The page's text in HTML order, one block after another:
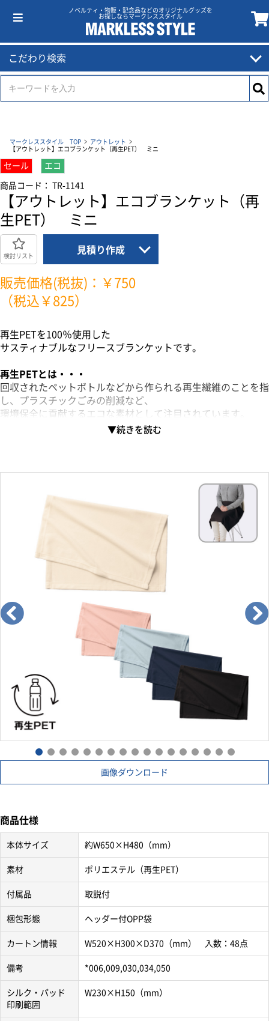
ノベルティ・物販・記念品などのオリジナルグッズを
お探しならマークレススタイル
こだわり検索
マークレススタイル TOP
アウトレット
【アウトレット】エコブランケット（再生PET） ミニ
セール エコ
商品コード： TR-1141
【アウトレット】エコブランケット（再
生PET） ミニ
検討リスト
見積り作成
販売価格(税抜)：￥750
（税込￥825）
再生PETを100％使用した
サスティナブルなフリースブランケットです。
再生PETとは・・・
回収されたペットボトルなどから作られる再生繊維のことを指
し、プラスチックごみの削減など、
環境保全に貢献するエコな素材として注目されています。
ワンポイント印刷でオリジナルグッズがお作りいただけます。
アーティストの物販から応募型キャンペーングッズまで幅広く
ご利用いただけます。
取り扱い説明書ダウンロード
画像ダウンロード
商品仕様
本体サイズ 約W650×H480（mm）
素材 ポリエステル（再生PET）
付属品 取説付
梱包形態 ヘッダー付OPP袋
カートン情報 W520×H300×D370（mm） 入数：48点
備考 *006,009,030,034,050
シルク・パッド
印刷範囲
W230×H150（mm）